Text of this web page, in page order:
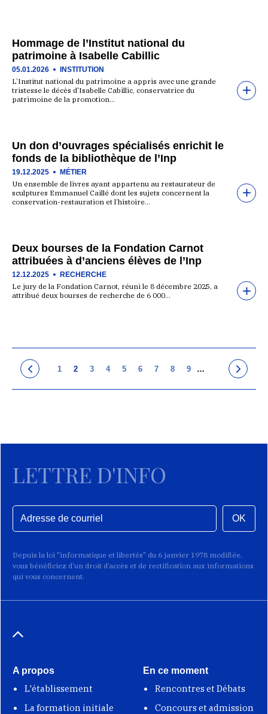
Hommage de l’Institut national du
patrimoine à Isabelle Cabillic
05.01.2026 INSTITUTION
L’Institut national du patrimoine a appris avec une grande
tristesse le décès d'Isabelle Cabillic, conservatrice du
patrimoine de la promotion…
Un don d’ouvrages spécialisés enrichit le
fonds de la bibliothèque de l’Inp
19.12.2025 MÉTIER
Un ensemble de livres ayant appartenu au restaurateur de
sculptures Emmanuel Caillé dont les sujets concernent la
conservation-restauration et l’histoire…
Deux bourses de la Fondation Carnot
attribuées à d’anciens élèves de l’Inp
12.12.2025 RECHERCHE
Le jury de la Fondation Carnot, réuni le 8 décembre 2025, a
attribué deux bourses de recherche de 6 000…
1 2 3 4 5 6 7 8 9 …
LETTRE D'INFO
OK
Depuis la loi "informatique et libertés" du 6 janvier 1978 modifiée,
vous bénéficiez d’un droit d’accès et de rectification aux informations
qui vous concernent.
A propos
L'établissement
La formation initiale
En ce moment
Rencontres et Débats
Concours et admission